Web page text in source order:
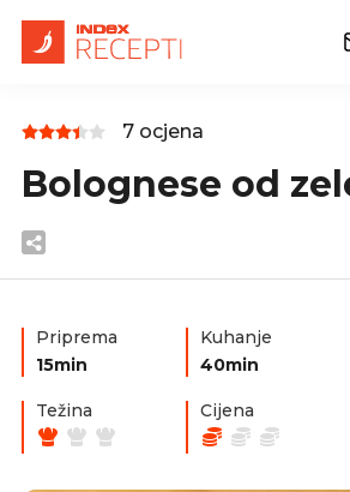
7 ocjena
Bolognese od
Priprema
15min
Kuhanje
40min
Težina Cijena